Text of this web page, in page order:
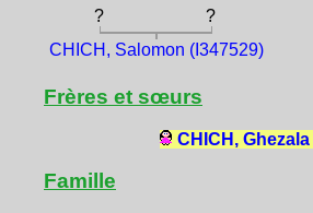
? ?
CHICH, Salomon (I347529)
Frères et sœurs
CHICH, Ghezala
Famille